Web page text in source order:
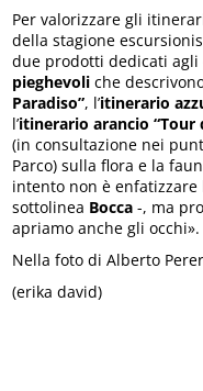
Per valorizzare gli
della stagione
due prodotti dedicati
pieghevoli che
Paradiso”, l’itinerario
l’itinerario arancio “Tour
(in consultazione nei
Parco) sulla flora e la
intento non è enfatizzare
sottolinea Bocca -, ma
apriamo anche gli occhi».
Nella foto di Alberto
(erika david)